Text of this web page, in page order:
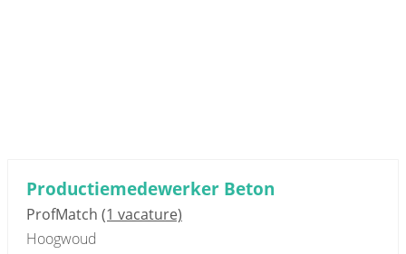
Productiemedewerker Beton
ProfMatch (1 vacature)
Hoogwoud